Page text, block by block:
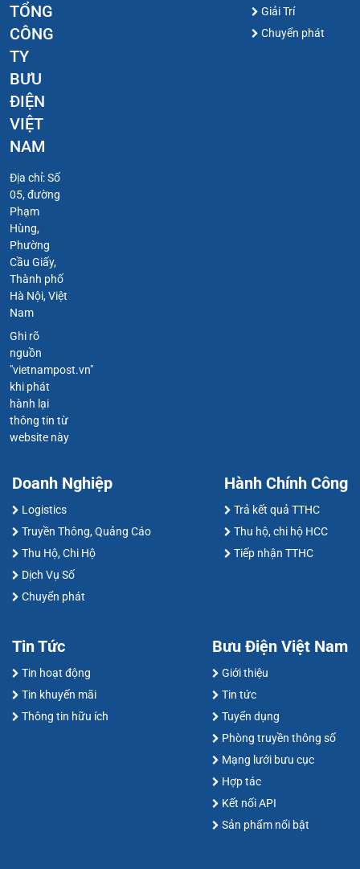
TỔNG
CÔNG
TY
BƯU
ĐIỆN
VIỆT
NAM
Địa chỉ: Số
05, đường
Phạm
Hùng,
Phường
Cầu Giấy,
Thành phố
Hà Nội, Việt
Nam
Ghi rõ
nguồn
"vietnampost.vn"
khi phát
hành lại
thông tin từ
website này
Giải Trí
Chuyển phát
Doanh Nghiệp
Logistics
Truyền Thông, Quảng Cáo
Thu Hộ, Chi Hộ
Dịch Vụ Số
Chuyển phát
Hành Chính Công
Trả kết quả TTHC
Thu hộ, chi hộ HCC
Tiếp nhận TTHC
Tin Tức
Tin hoạt động
Tin khuyến mãi
Thông tin hữu ích
Bưu Điện Việt Nam
Giới thiệu
Tin tức
Tuyển dụng
Phòng truyền thông số
Mạng lưới bưu cục
Hợp tác
Kết nối API
Sản phẩm nổi bật